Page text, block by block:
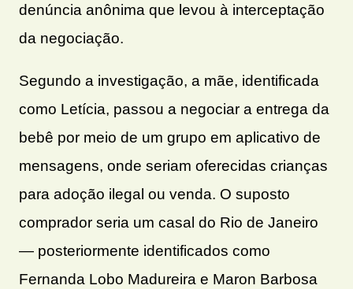
denúncia anônima que levou à interceptação
da negociação.
Segundo a investigação, a mãe, identificada
como Letícia, passou a negociar a entrega da
bebê por meio de um grupo em aplicativo de
mensagens, onde seriam oferecidas crianças
para adoção ilegal ou venda. O suposto
comprador seria um casal do Rio de Janeiro
— posteriormente identificados como
Fernanda Lobo Madureira e Maron Barbosa